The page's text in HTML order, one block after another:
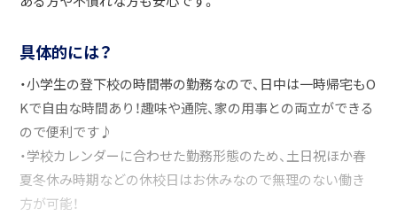
具体的には？
・小学生の登下校の時間帯の勤務なので、日中は一時帰宅もO
Kで自由な時間あり！趣味や通院、家の用事との両立ができる
ので便利です♪
・学校カレンダーに合わせた勤務形態のため、土日祝ほか春
夏冬休み時期などの休校日はお休みなので無理のない働き
方が可能！